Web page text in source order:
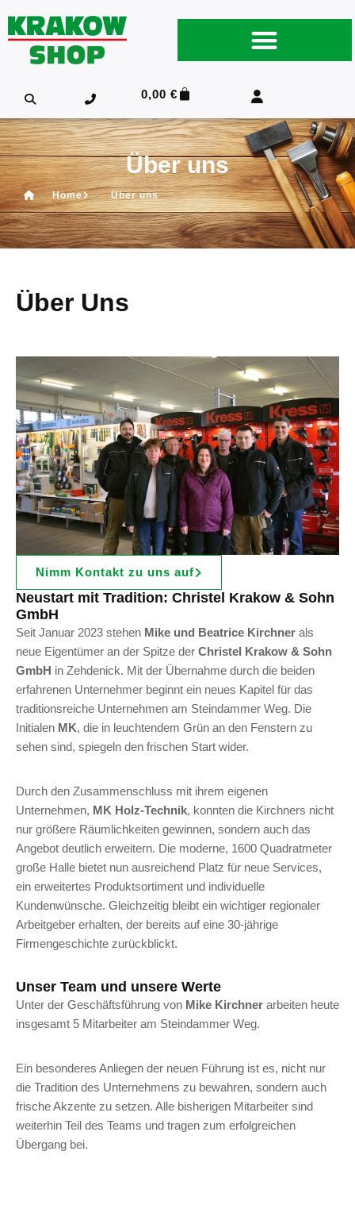
0,00€
Über uns
Home Über uns
Über Uns
Nimm Kontakt zu uns auf
Neustart mit Tradition: Christel Krakow & Sohn
GmbH
Seit Januar 2023 stehen Mike und Beatrice Kirchner als
neue Eigentümer an der Spitze der Christel Krakow & Sohn
GmbH in Zehdenick. Mit der Übernahme durch die beiden
erfahrenen Unternehmer beginnt ein neues Kapitel für das
traditionsreiche Unternehmen am Steindammer Weg. Die
Initialen MK, die in leuchtendem Grün an den Fenstern zu
sehen sind, spiegeln den frischen Start wider.
Durch den Zusammenschluss mit ihrem eigenen
Unternehmen, MK Holz-Technik, konnten die Kirchners nicht
nur größere Räumlichkeiten gewinnen, sondern auch das
Angebot deutlich erweitern. Die moderne, 1600 Quadratmeter
große Halle bietet nun ausreichend Platz für neue Services,
ein erweitertes Produktsortiment und individuelle
Kundenwünsche. Gleichzeitig bleibt ein wichtiger regionaler
Arbeitgeber erhalten, der bereits auf eine 30-jährige
Firmengeschichte zurückblickt.
Unser Team und unsere Werte
Unter der Geschäftsführung von Mike Kirchner arbeiten heute
insgesamt 5 Mitarbeiter am Steindammer Weg.
Ein besonderes Anliegen der neuen Führung ist es, nicht nur
die Tradition des Unternehmens zu bewahren, sondern auch
frische Akzente zu setzen. Alle bisherigen Mitarbeiter sind
weiterhin Teil des Teams und tragen zum erfolgreichen
Übergang bei.